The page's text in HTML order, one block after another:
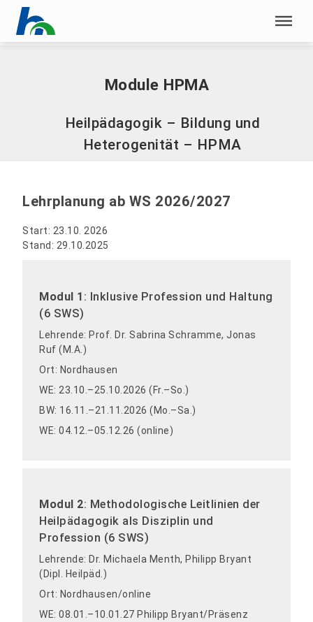
Menü überspringen
Home |Module HPMA
Module HPMA
Heilpädagogik – Bildung und
Heterogenität – HPMA
Lehrplanung ab WS 2026/2027
Start: 23.10. 2026
Stand: 29.10.2025
Modul 1 : Inklusive Profession und Haltung
(6 SWS)
Lehrende: Prof. Dr. Sabrina Schramme, Jonas
Ruf (M.A.)
Ort: Nordhausen
WE: 23.10.–25.10.2026 (Fr.–So.)
BW: 16.11.–21.11.2026 (Mo.–Sa.)
WE: 04.12.–05.12.26 (online)
Modul 2: Methodologische Leitlinien der
Heilpädagogik als Disziplin und
Profession (6 SWS)
Lehrende: Dr. Michaela Menth, Philipp Bryant
(Dipl. Heilpäd.)
Ort: Nordhausen/online
WE: 08.01.–10.01.27 Philipp Bryant/Präsenz